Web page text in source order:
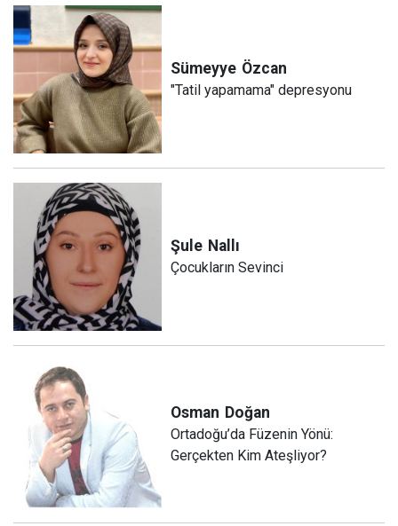
Sümeyye Özcan
"Tatil yapamama" depresyonu
Şule Nallı
Çocukların Sevinci
Osman Doğan
Ortadoğu’da Füzenin Yönü:
Gerçekten Kim Ateşliyor?